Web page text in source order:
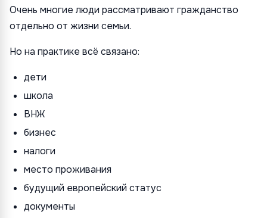
Очень многие люди рассматривают гражданство
отдельно от жизни семьи.
Но на практике всё связано:
дети
школа
ВНЖ
бизнес
налоги
место проживания
будущий европейский статус
документы